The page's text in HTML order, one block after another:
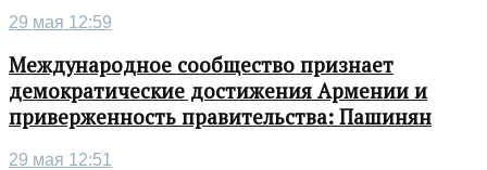
29 мая 12:59
Международное сообщество признает
демократические достижения Армении и
приверженность правительства: Пашинян
29 мая 12:51